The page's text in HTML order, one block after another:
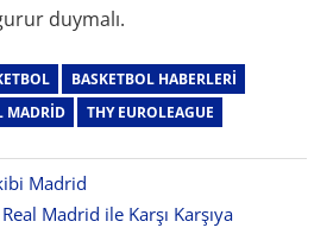
duymalı.
BASKETBOL HABERLERI
MADRID THY EUROLEAGUE
Madrid
Madrid ile Karşı Karşıya